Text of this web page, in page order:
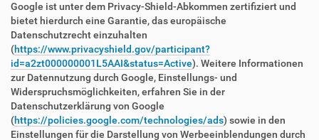
Google ist unter dem Privacy-Shield-Abkommen zertifiziert und
bietet hierdurch eine Garantie, das europäische
Datenschutzrecht einzuhalten
(https://www.privacyshield.gov/participant?
id=a2zt000000001L5AAI&status=Active). Weitere Informationen
zur Datennutzung durch Google, Einstellungs- und
Widerspruchsmöglichkeiten, erfahren Sie in der
Datenschutzerklärung von Google
(https://policies.google.com/technologies/ads) sowie in den
Einstellungen für die Darstellung von Werbeeinblendungen durch